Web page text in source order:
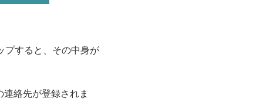
プすると、その中身が
絡先が登録されま